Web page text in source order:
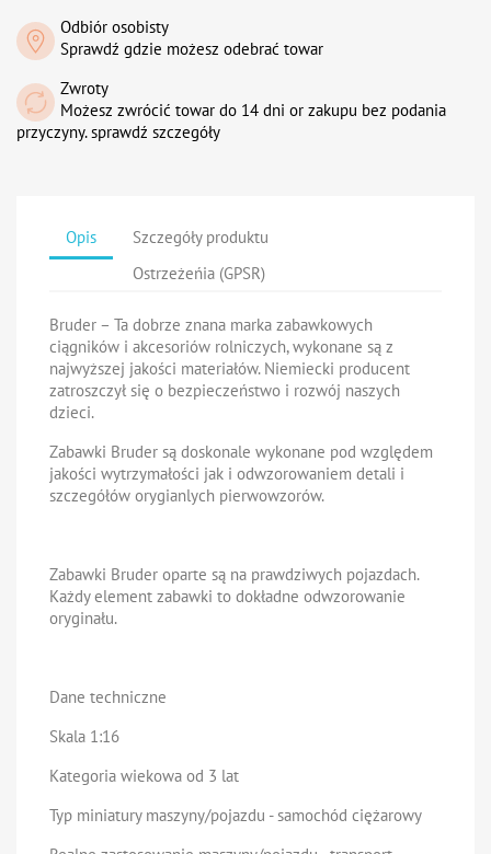
Odbiór osobisty
Sprawdź gdzie możesz odebrać towar
Zwroty
Możesz zwrócić towar do 14 dni or zakupu bez podania
przyczyny. sprawdź szczegóły
Opis
Szczegóły produktu
Ostrzeżeńia (GPSR)
Bruder – Ta dobrze znana marka zabawkowych
ciągników i akcesoriów rolniczych, wykonane są z
najwyższej jakości materiałów. Niemiecki producent
zatroszczył się o bezpieczeństwo i rozwój naszych
dzieci.
Zabawki Bruder są doskonale wykonane pod względem
jakości wytrzymałości jak i odwzorowaniem detali i
szczegółów orygianlych pierwowzorów.
Zabawki Bruder oparte są na prawdziwych pojazdach.
Każdy element zabawki to dokładne odwzorowanie
oryginału.
Dane techniczne
Skala 1:16
Kategoria wiekowa od 3 lat
Typ miniatury maszyny/pojazdu - samochód ciężarowy